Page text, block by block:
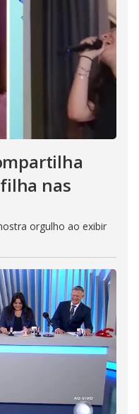
nas
orgulho ao exibir